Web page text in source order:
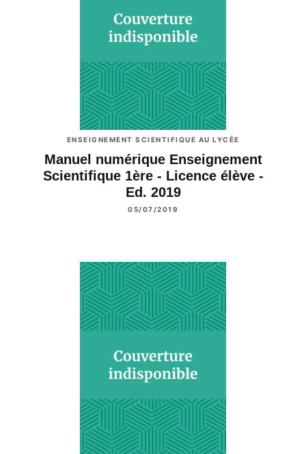
ENSEIGNEMENT SCIENTIFIQUE AU LYCÉE
Manuel numérique Enseignement
Scientifique 1ère - Licence élève -
Ed. 2019
05/07/2019